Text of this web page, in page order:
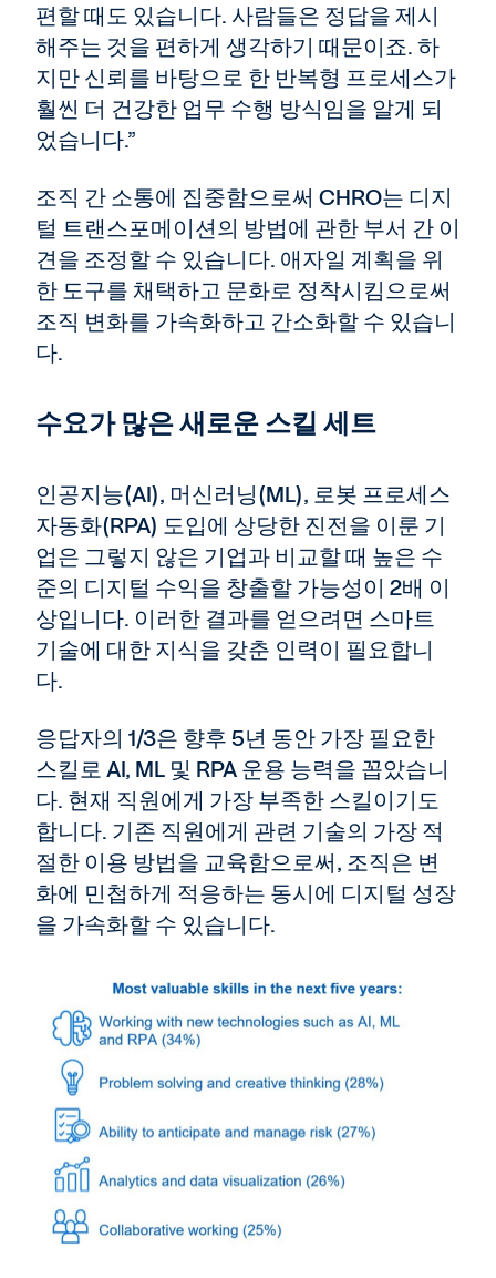
편할 때도 있습니다. 사람들은 정답을 제시
해주는 것을 편하게 생각하기 때문이죠. 하
지만 신뢰를 바탕으로 한 반복형 프로세스가
훨씬 더 건강한 업무 수행 방식임을 알게 되
었습니다.”
조직 간 소통에 집중함으로써 CHRO는 디지
털 트랜스포메이션의 방법에 관한 부서 간 이
견을 조정할 수 있습니다. 애자일 계획을 위
한 도구를 채택하고 문화로 정착시킴으로써
조직 변화를 가속화하고 간소화할 수 있습니
다.
수요가 많은 새로운 스킬 세트
인공지능(AI), 머신러닝(ML), 로봇 프로세스
자동화(RPA) 도입에 상당한 진전을 이룬 기
업은 그렇지 않은 기업과 비교할 때 높은 수
준의 디지털 수익을 창출할 가능성이 2배 이
상입니다. 이러한 결과를 얻으려면 스마트
기술에 대한 지식을 갖춘 인력이 필요합니
다.
응답자의 1/3은 향후 5년 동안 가장 필요한
스킬로 AI, ML 및 RPA 운용 능력을 꼽았습니
다. 현재 직원에게 가장 부족한 스킬이기도
합니다. 기존 직원에게 관련 기술의 가장 적
절한 이용 방법을 교육함으로써, 조직은 변
화에 민첩하게 적응하는 동시에 디지털 성장
을 가속화할 수 있습니다.